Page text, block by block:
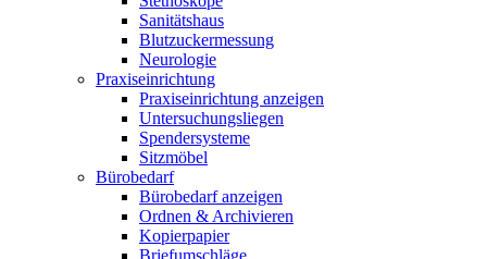
Sanitätshaus
Blutzuckermessung
Neurologie
Praxiseinrichtung
Praxiseinrichtung anzeigen
Untersuchungsliegen
Spendersysteme
Sitzmöbel
Bürobedarf
Bürobedarf anzeigen
Ordnen & Archivieren
Kopierpapier
Briefumschläge